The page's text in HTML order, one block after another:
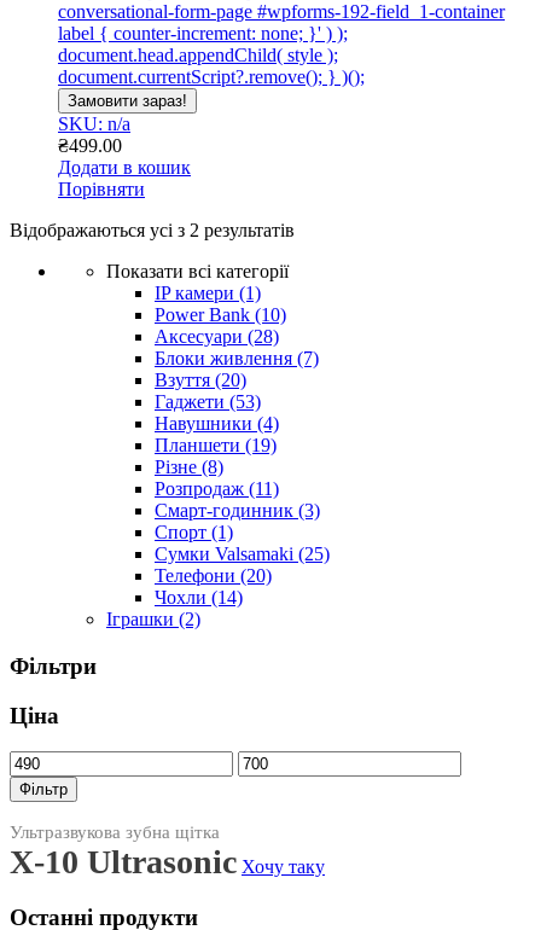
conversational-form-page #wpforms-192-field_1-container
label { counter-increment: none; }' ) );
document.head.appendChild( style );
document.currentScript?.remove(); } )();
Замовити зараз!
SKU: n/a
₴499.00
Додати в кошик
Порівняти
Відображаються усі з 2 результатів
Показати всі категорії
IP камери (1)
Power Bank (10)
Аксесуари (28)
Блоки живлення (7)
Взуття (20)
Гаджети (53)
Навушники (4)
Планшети (19)
Різне (8)
Розпродаж (11)
Смарт-годинник (3)
Спорт (1)
Сумки Valsamaki (25)
Телефони (20)
Чохли (14)
Іграшки (2)
Фільтри
Ціна
Мінімальна
ціна
Найбільша
ціна
Фільтр
Ультразвукова зубна щітка
X-10 Ultrasonic Хочу таку
Останні продукти